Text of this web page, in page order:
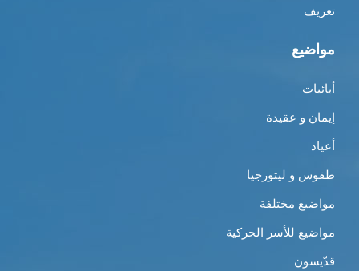
تعريف
مواضيع
أبائيات
إيمان و عقيدة
أعياد
طقوس و ليتورجيا
مواضيع مختلفة
مواضيع للأسر الحركية
قدّيسون